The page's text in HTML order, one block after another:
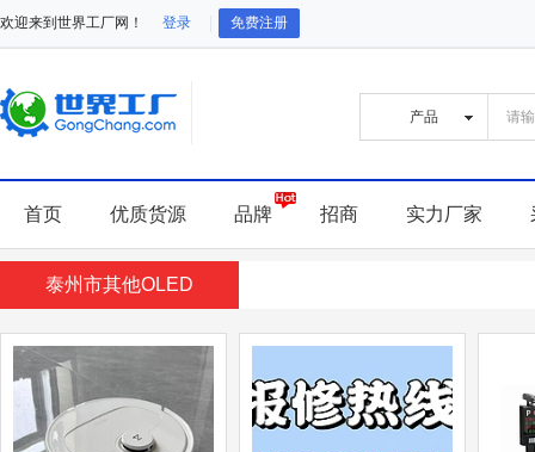
欢迎来到世界工厂网！ 登录 免费注册
首页 优质货源 品牌 招商 实力厂家
泰州市其他OLED